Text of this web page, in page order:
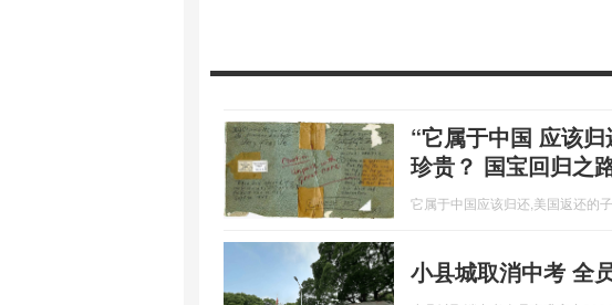
“它属于中国 应该
珍贵？ 国宝回归之
它属于中国应该归还,美国返还的
小县城取消中考 全